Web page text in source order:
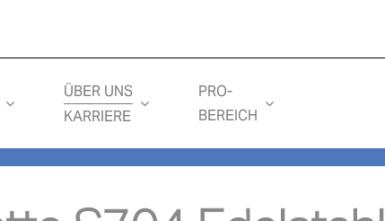
ÜBER UNS
KARRIERE
PRO-
BEREICH